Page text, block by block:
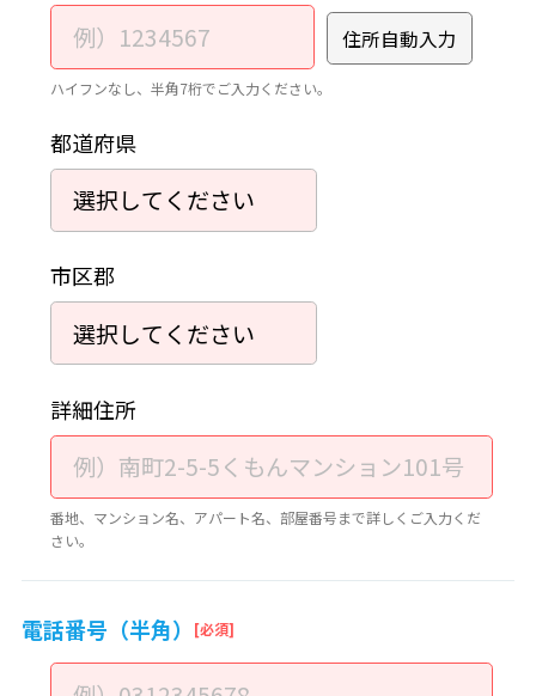
住所自動入力
ハイフンなし、半角7桁でご入力ください。
都道府県
市区郡
詳細住所
番地、マンション名、アパート名、部屋番号まで詳しくご入力くだ
さい。
電話番号（半角）